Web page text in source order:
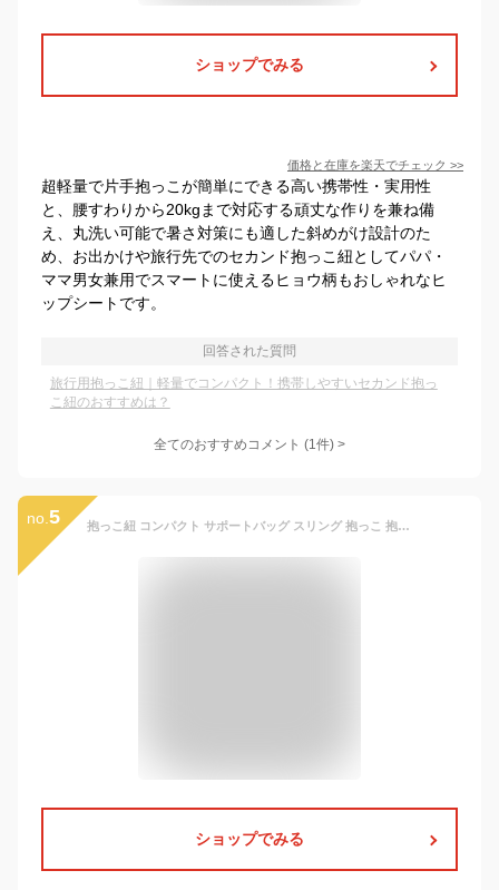
ショップでみる
価格と在庫を楽天でチェック >>
超軽量で片手抱っこが簡単にできる高い携帯性・実用性
と、腰すわりから20kgまで対応する頑丈な作りを兼ね備
え、丸洗い可能で暑さ対策にも適した斜めがけ設計のた
め、お出かけや旅行先でのセカンド抱っこ紐としてパパ・
ママ男女兼用でスマートに使えるヒョウ柄もおしゃれなヒ
ップシートです。
回答された質問
旅行用抱っこ紐｜軽量でコンパクト！携帯しやすいセカンド抱っ
こ紐のおすすめは？
全てのおすすめコメント (1件) >
no. 5 抱っこ紐 コンパクト サポートバッグ スリング 抱っこ 抱っこひも おでかけ 片手抱っこ 旅行 便利 出産準備 出産祝い プレゼント おしゃれ 斜め掛け ベビーキャリア 肩キャリア ヒップシート パパママ兼用 コンパクト 軽量でコンパクト 抱っこ
ショップでみる